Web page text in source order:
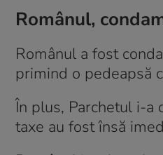
Românul,
Românul a fost
primind o pedeapsă
În plus, Parchetul i-a
taxe au fost însă